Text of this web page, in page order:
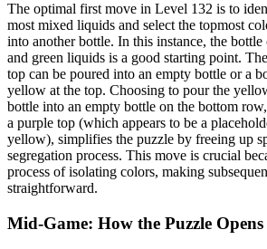
The optimal first move in Level 132 is to
most mixed liquids and select the topmost
into another bottle. In this instance, the
and green liquids is a good starting point.
top can be poured into an empty bottle or a
yellow at the top. Choosing to pour the
bottle into an empty bottle on the bottom
a purple top (which appears to be a
yellow), simplifies the puzzle by freeing up
segregation process. This move is crucial
process of isolating colors, making
straightforward.
Mid-Game: How the Puzzle